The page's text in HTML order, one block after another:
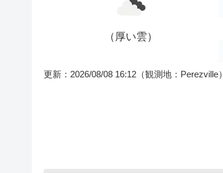
（厚い雲）
更新：2026/08/08 16:12 （観測地：Perezville）